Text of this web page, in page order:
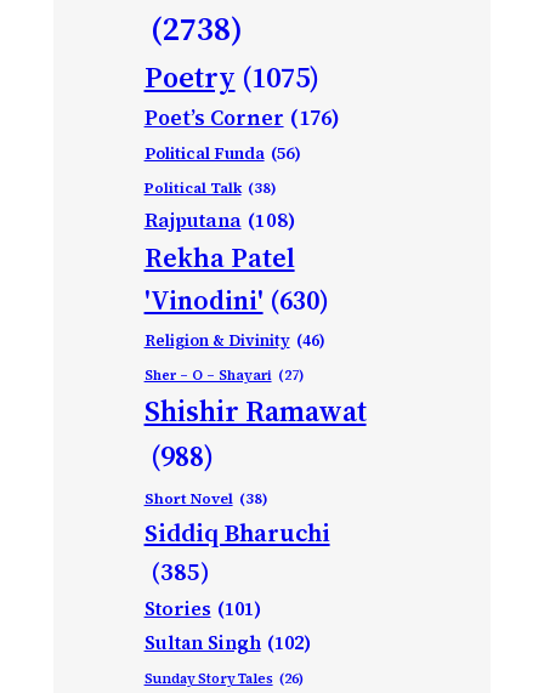
(2738)
Poetry (1075)
Poet’s Corner (176)
Political Funda (56)
Political Talk (38)
Rajputana (108)
Rekha Patel
'Vinodini' (630)
Religion & Divinity (46)
Sher – O – Shayari (27)
Shishir Ramawat
(988)
Short Novel (38)
Siddiq Bharuchi
(385)
Stories (101)
Sultan Singh (102)
Sunday Story Tales (26)